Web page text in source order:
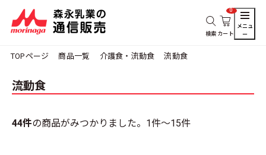
検索 カート
0
メニュ
ー
TOPページ 商品一覧 介護食・流動食 流動食
流動食
44件の商品がみつかりました。 1件～15件